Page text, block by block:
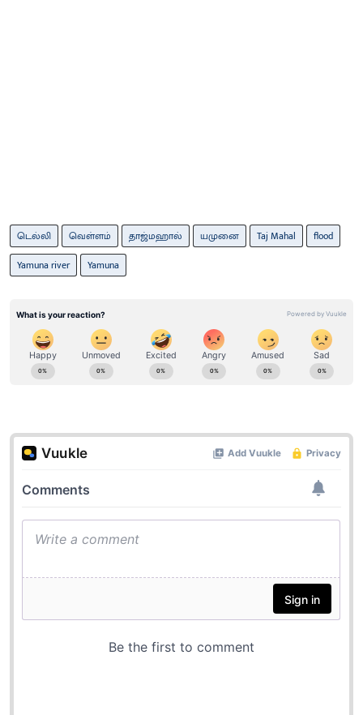
டெல்லி வெள்ளம் தாஜ்மஹால் யமுனை Taj Mahal
flood
Yamuna river
Yamuna